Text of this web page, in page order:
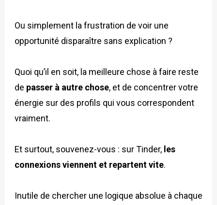
Ou simplement la frustration de voir une
opportunité disparaître sans explication ?
Quoi qu’il en soit, la meilleure chose à faire reste
de passer à autre chose, et de concentrer votre
énergie sur des profils qui vous correspondent
vraiment.
Et surtout, souvenez-vous : sur Tinder, les
connexions viennent et repartent vite.
Inutile de chercher une logique absolue à chaque